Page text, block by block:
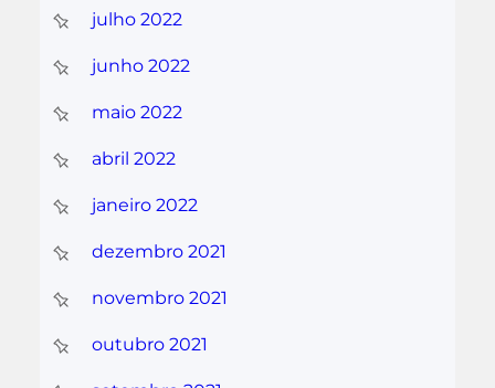
julho 2022
junho 2022
maio 2022
abril 2022
janeiro 2022
dezembro 2021
novembro 2021
outubro 2021